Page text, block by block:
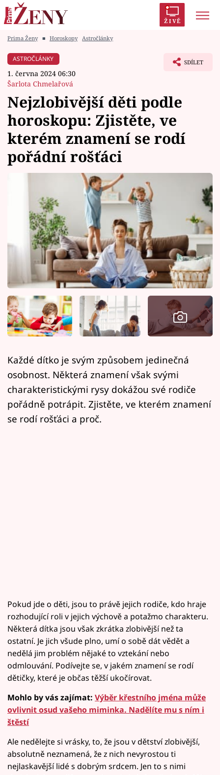
ŽIVĚ
Módní alarm
Témata
Celebrity
Vztahy
Seriály
Horoskopy
Sledujte prima+
Filmový festival Karlovy Vary
Pořady
Mámy sobě
Sledujte nás
Prima Ženy ■ Horoskopy Astročlánky
ASTROČLÁNKY
1. června 2024 06:30
Šarlota Chmelařová
SDÍLET
Nejzlobivější děti podle
horoskopu: Zjistěte, ve
kterém znamení se rodí
pořádní rošťáci
Každé dítko je svým způsobem jedinečná
osobnost. Některá znamení však svými
charakteristickými rysy dokážou své rodiče
pořádně potrápit. Zjistěte, ve kterém znamení
se rodí rošťáci a proč.
Pokud jde o děti, jsou to právě jejich rodiče, kdo hraje
rozhodující roli v jejich výchově a potažmo charakteru.
Některá dítka jsou však zkrátka zlobivější než ta
ostatní. Je jich všude plno, umí o sobě dát vědět a
nedělá jim problém nějaké to vztekání nebo
odmlouvání. Podívejte se, v jakém znamení se rodí
dětičky, které je občas těžší ukočírovat.
Mohlo by vás zajímat: Výběr křestního jména může
ovlivnit osud vašeho miminka. Nadělíte mu s ním i
štěstí
Ale nedělejte si vrásky, to, že jsou v dětství zlobivější,
absolutně neznamená, že z nich nevyrostou ti
nejlaskavější lidé s dobrým srdcem. Jen to s nimi